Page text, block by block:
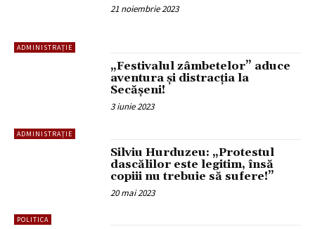
ADMINISTRAȚIE
21 noiembrie 2023
ADMINISTRAȚIE
„Festivalul zâmbetelor” aduce
aventura și distracția la
Secășeni!
3 iunie 2023
POLITICA
Silviu Hurduzeu: „Protestul
dascălilor este legitim, însă
copiii nu trebuie să sufere!”
20 mai 2023